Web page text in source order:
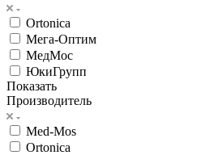
Ortonica
Мега-Оптим
МедМос
ЮкиГрупп
Показать
Производитель
Med-Mos
Ortonica